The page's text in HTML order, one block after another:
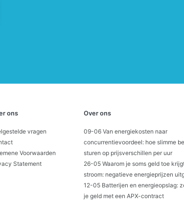
ons
vragen
Voorwaarden
Statement
Over ons
09-06 Van energiekosten naar
concurrentievoordeel: hoe slimme
sturen op prijsverschillen per uur
26-05 Waarom je soms geld toe
stroom: negatieve energieprijzen
12-05 Batterijen en energieopslag:
je geld met een APX-contract